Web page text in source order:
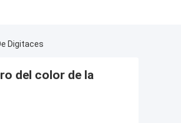
Digitaces
del color de la